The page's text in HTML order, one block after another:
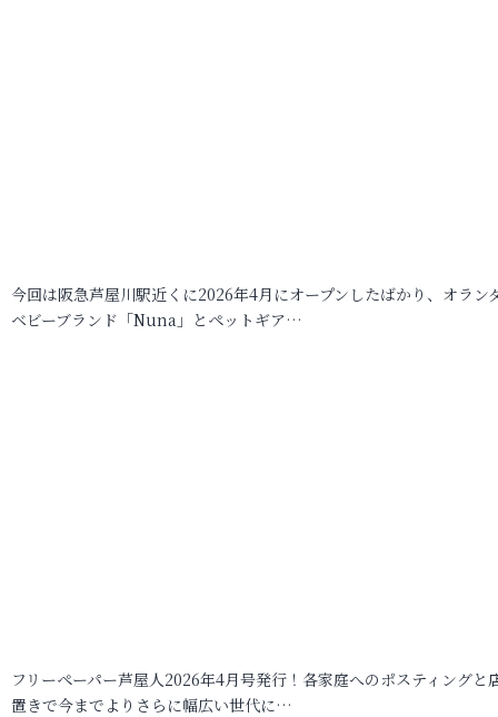
今回は阪急芦屋川駅近くに2026年4月にオープンしたばかり、オラン
ベビーブランド「Nuna」とペットギア…
フリーペーパー芦屋人2026年4月号発行！各家庭へのポスティングと
置きで今までよりさらに幅広い世代に…